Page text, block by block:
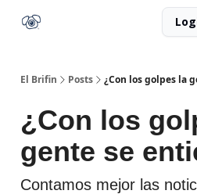
El Brifin Posts ¿Con los golpes la
¿Con los
gente se
Contamos mejor las